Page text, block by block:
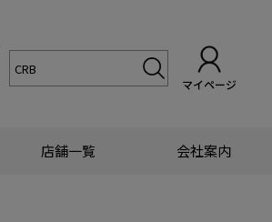
マイページ
店舗一覧 会社案内